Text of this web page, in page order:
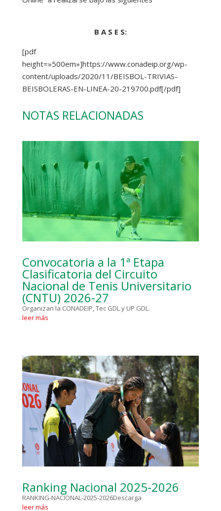
B A S E S:
[pdf
height=»500em»]https://www.conadeip.org/wp-
content/uploads/2020/11/BEISBOL-TRIVIAS-
BEISBOLERAS-EN-LINEA-20-219700.pdf[/pdf]
NOTAS RELACIONADAS
Convocatoria a la 1ª Etapa
Clasificatoria del Circuito
Nacional de Tenis Universitario
(CNTU) 2026-27
Organizan la CONADEIP, Tec GDL y UP GDL.
leer más
Ranking Nacional 2025-2026
RANKING-NACIONAL-2025-2026Descarga
leer más